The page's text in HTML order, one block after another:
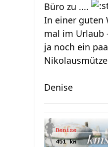
Büro zu ....
In einer guten
mal im Urlaub
ja noch ein
Denise